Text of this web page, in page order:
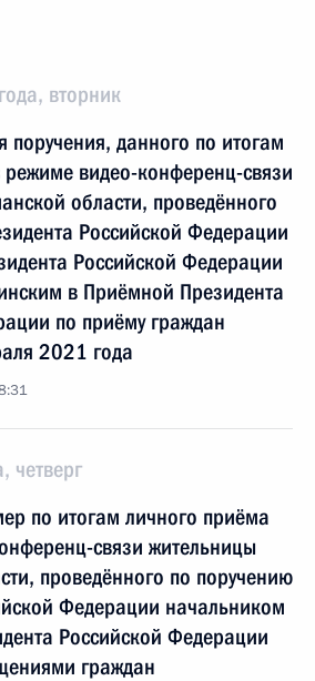
вторник
поручения, данного по итогам
видео-конференц-связи
области, проведённого
Российской Федерации
Российской Федерации
в Приёмной Президента
по приёму граждан
2021 года
четверг
по итогам личного приёма
связи жительницы
проведённого по поручению
Федерации начальником
Российской Федерации
граждан